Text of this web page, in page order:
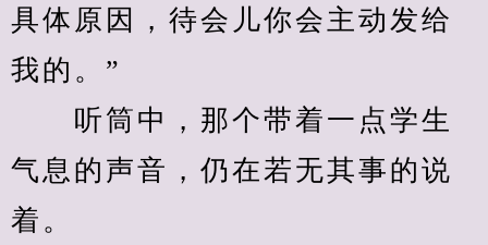
具体原因，待会儿你会主动发给
我的。”
听筒中，那个带着一点学生
气息的声音，仍在若无其事的说
着。